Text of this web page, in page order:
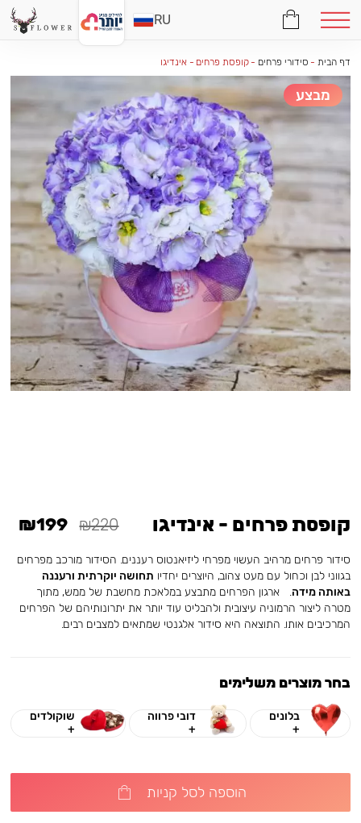
דף הבית - סידורי פרחים -קופסת פרחים - אינדיגו
קופסת פרחים - אינדיגו ₪220
₪199
סידור פרחים מרהיב העשוי מפרחי ליזיאנטוס רעננים. הסידור מורכב מפרחים
בגווני לבן וכחול עם מעט צהוב, היוצרים יחדיו תחושה יוקרתית ורעננה
באותה מידה. ארגון הפרחים מתבצע במלאכת מחשבת של ממש, מתוך
מטרה ליצור הרמוניה עיצובית ולהבליט עוד יותר את יתרונותיהם של הפרחים
המרכיבים אותו. התוצאה היא סידור אלגנטי שמתאים למצבים רבים.
בחר מוצרים משלימים
בלונים
+
דובי פרווה
+
שוקולדים
+
מבצע
הוספה לסל קניות
RU